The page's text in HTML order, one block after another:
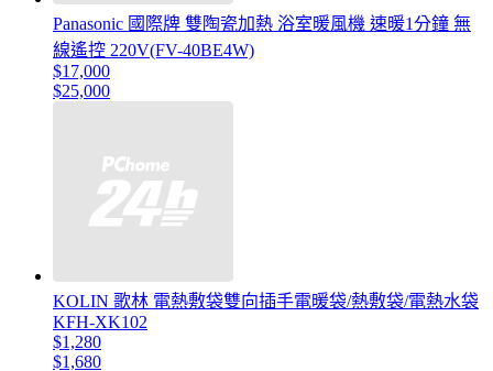
Panasonic 國際牌 雙陶瓷加熱 浴室暖風機 速暖1分鐘 無
線遙控 220V(FV-40BE4W)
$17,000
$25,000
KOLIN 歌林 電熱敷袋雙向插手電暖袋/熱敷袋/電熱水袋
KFH-XK102
$1,280
$1,680